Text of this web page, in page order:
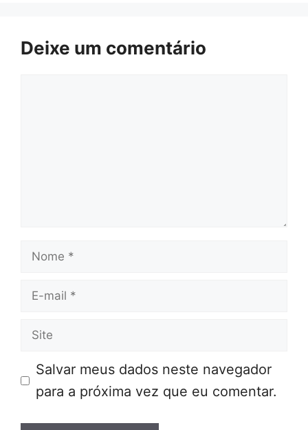
Deixe um comentário
Nome
E-
Site
Salvar meus dados neste navegador
para a próxima vez que eu comentar.